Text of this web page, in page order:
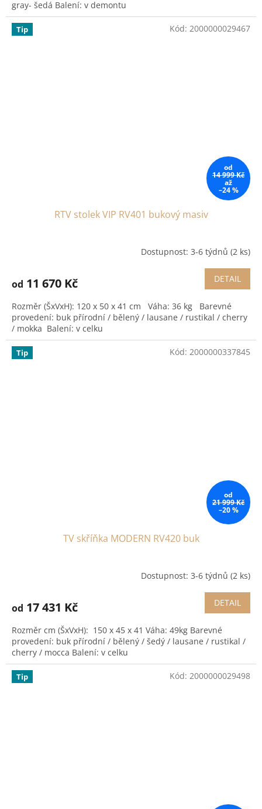
gray- šedá Balení: v demontu
Tip
od
14 999 Kč
až
–24 %
RTV stolek VIP RV401 bukový masiv
Dostupnost: 3-6 týdnů (2 ks)
od 11 670 Kč DETAIL
Rozměr (ŠxVxH): 120 x 50 x 41 cm Váha: 36 kg Barevné
provedení: buk přírodní / bělený / lausane / rustikal / cherry
/ mokka Balení: v celku
Kód: 2000000029467
Tip
od
21 999 Kč
–20 %
TV skříňka MODERN RV420 buk
Dostupnost: 3-6 týdnů (2 ks)
od 17 431 Kč DETAIL
Rozměr cm (ŠxVxH): 150 x 45 x 41 Váha: 49kg Barevné
provedení: buk přírodní / bělený / šedý / lausane / rustikal /
cherry / mocca Balení: v celku
Kód: 2000000337845
Tip Kód: 2000000029498